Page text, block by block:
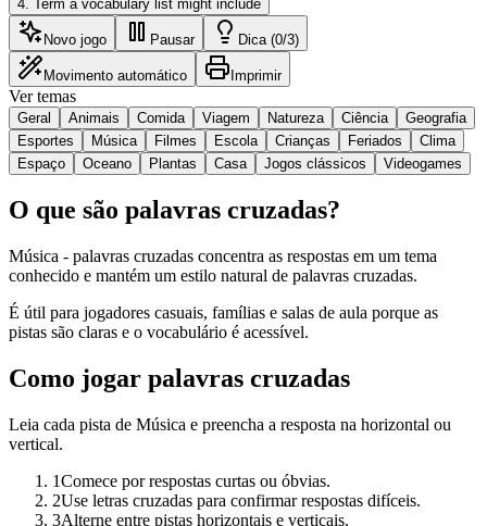
4 Term a vocabulary list might include
Novo jogo Pausar Dica (0/3)
Movimento automático Imprimir
Ver temas
Geral Animais Comida Viagem Natureza Ciência
Geografia
Esportes
Música Filmes Escola Crianças Feriados
Clima
Espaço
Oceano Plantas Casa Jogos clássicos Videogames
O que são palavras cruzadas?
Música - palavras cruzadas concentra as respostas em um tema
conhecido e mantém um estilo natural de palavras cruzadas.
É útil para jogadores casuais, famílias e salas de aula porque as
pistas são claras e o vocabulário é acessível.
Como jogar palavras cruzadas
Leia cada pista de Música e preencha a resposta na horizontal ou
vertical.
1Comece por respostas curtas ou óbvias.
2Use letras cruzadas para confirmar respostas difíceis.
3Alterne entre pistas horizontais e verticais.